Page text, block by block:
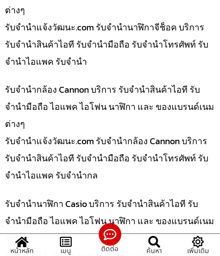
ต่างๆ
รับจํานําแจ้งวัฒนะ.com รับจำนำนาฬิกาจีช็อค บริการ
รับจำนำสินค้าไอที รับจำนำมือถือ รับจำนำโทรศัพท์ รับ
จำนำไอแพค รับจำนำ
รับจำนำกล้อง Cannon บริการ รับจำนำสินค้าไอที รับ
จำนำมือถือ ไอแพค ไอโฟน นาฬิกา และ ของแบรนด์เนม
ต่างๆ
รับจํานําแจ้งวัฒนะ.com รับจำนำกล้อง Cannon บริการ
รับจำนำสินค้าไอที รับจำนำมือถือ รับจำนำโทรศัพท์ รับ
จำนำไอแพค รับจำนำกล
รับจำนำนาฬิกา Casio บริการ รับจำนำสินค้าไอที รับ
จำนำมือถือ ไอแพค ไอโฟน นาฬิกา และ ของแบรนด์เนม
ต่างๆ
หน้าหลัก เมนู ติดต่อ ค้นหา เพิ่มเติม